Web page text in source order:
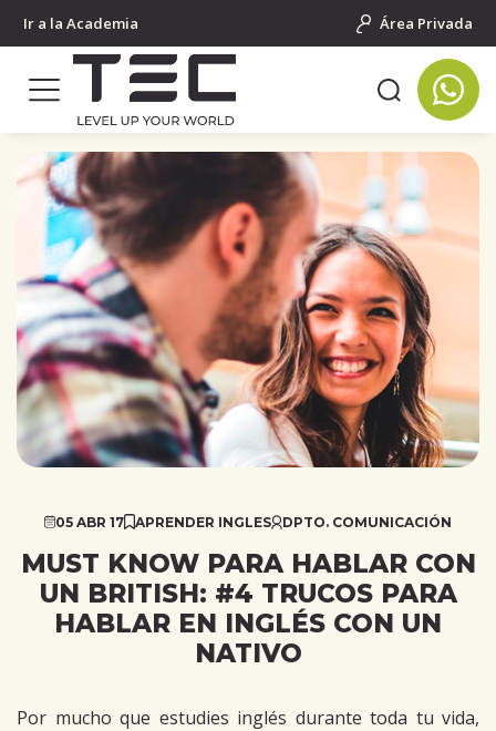
Ir a la Academia Área Privada
05 ABR 17 APRENDER INGLES DPTO. COMUNICACIÓN
MUST KNOW PARA HABLAR CON
UN BRITISH: #4 TRUCOS PARA
HABLAR EN INGLÉS CON UN
NATIVO
Por mucho que estudies inglés durante toda tu vida,